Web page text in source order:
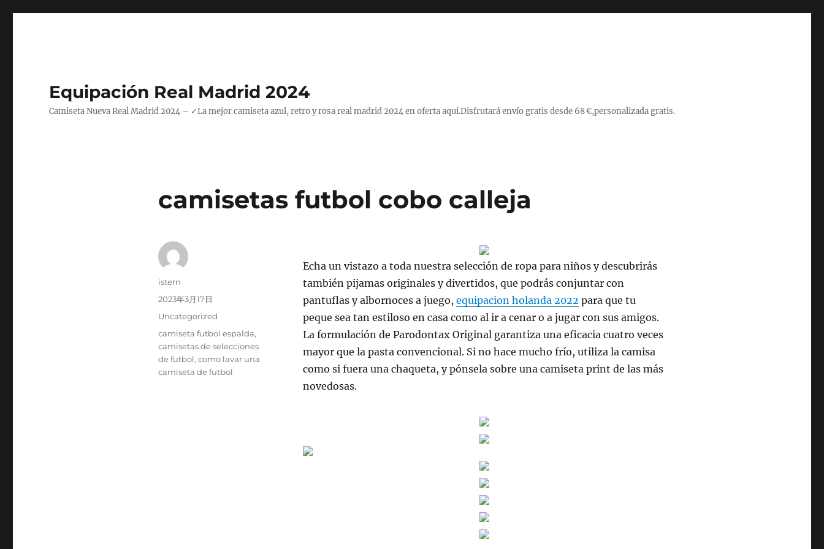
Equipación Real Madrid 2024
Camiseta Nueva Real Madrid 2024 – ✓La mejor camiseta azul, retro y rosa real madrid 2024 en oferta aquí.Disfrutará envío gratis desde 68 €,personalizada gratis.
camisetas futbol cobo calleja
Echa un vistazo a toda nuestra selección de ropa para niños y descubrirás
también pijamas originales y divertidos, que podrás conjuntar con
pantuflas y albornoces a juego,equipacion holanda 2022 para que tu
peque sea tan estiloso en casa como al ir a cenar o a jugar con sus amigos.
La formulación de Parodontax Original garantiza una eficacia cuatro veces
mayor que la pasta convencional. Si no hace mucho frío, utiliza la camisa
como si fuera una chaqueta, y pónsela sobre una camiseta print de las más
novedosas.
Autor
istern
Publicado
2023年3月17日
Categorías
Uncategorized
Etiquetas
camiseta futbol espalda,
camisetas de selecciones
de futbol, como lavar una
camiseta de futbol